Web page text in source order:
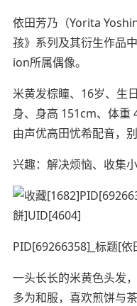
依田芳乃（Yorita
孩》系列及其衍生作品
ion所属偶像。
米黄发棕瞳、16岁、生
身、身高 151cm、体重
由声优高田忧希配音，别
兴趣：解决烦恼、收集
PID[69266358]_标题[
一头长长的米黄色头发
多为和服，喜欢煎饼与